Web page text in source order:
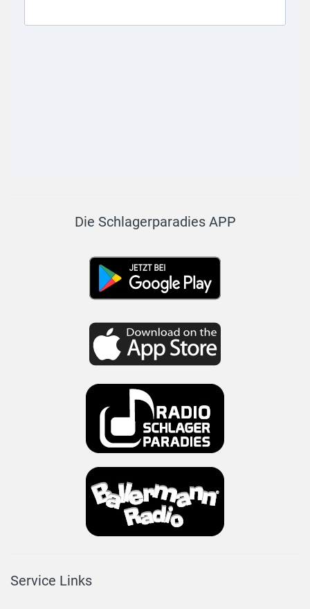
Die Schlagerparadies APP
Service Links